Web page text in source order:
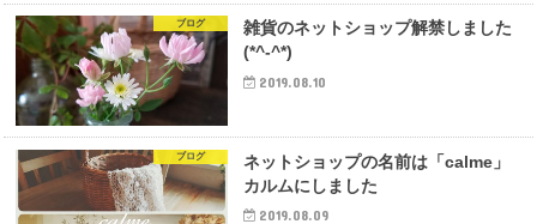
ブログ
雑貨のネットショップ解禁しました
(*^-^*)
2019.08.10
ブログ
ネットショップの名前は「calme」
カルムにしました
2019.08.09